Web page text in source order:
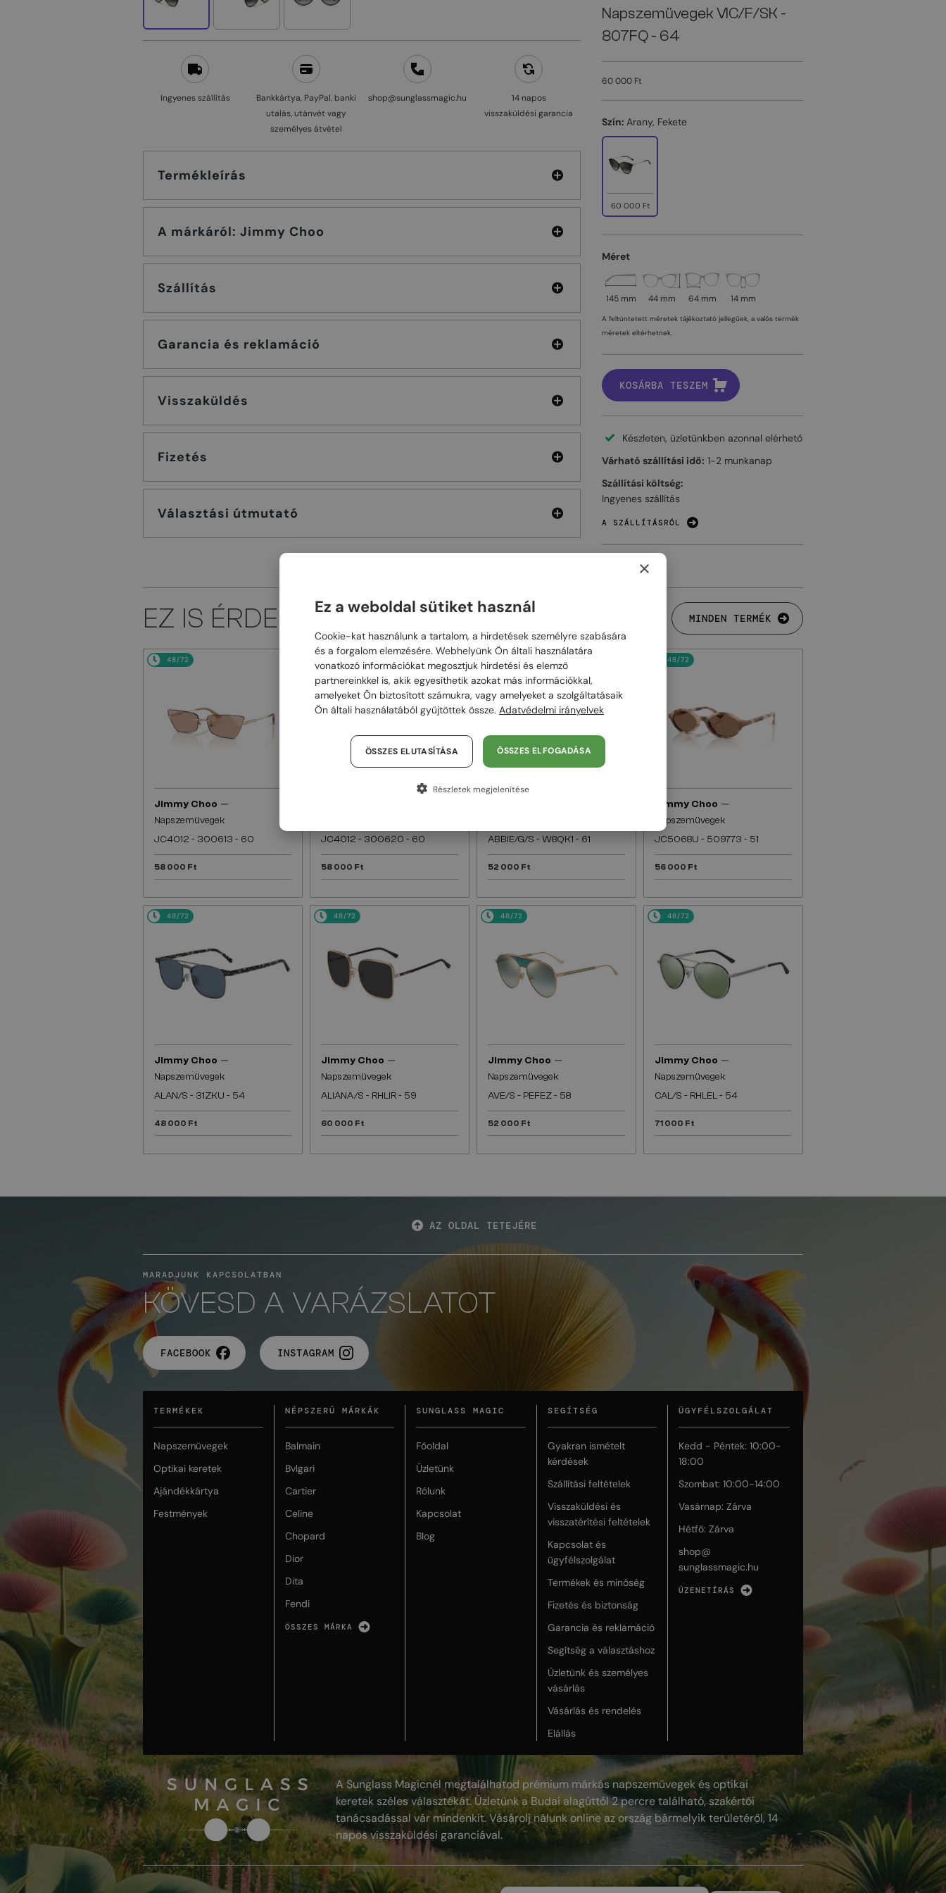
Ingyenes szállítás
Bankkártya, PayPal, banki
utalás, utánvét vagy
személyes átvétel
shop@sunglassmagic.hu
14 napos
visszaküldési garancia
Termékleírás
A márkáról: Jimmy Choo
Szállítás
Garancia és reklamáció
Visszaküldés
Fizetés
Választási útmutató
Napszemüvegek VIC/F/SK -
807FQ - 64
60 000 Ft
Szín: Arany, Fekete
60 000 Ft
Méret
145 mm 44 mm 64 mm 14 mm
A feltüntetett méretek tájékoztató jellegűek, a valós termék
méretek eltérhetnek.
KOSÁRBA TESZEM
Készleten, üzletünkben azonnal elérhető
Várható szállítási idő: 1-2 munkanap
Szállítási költség:
Ingyenes szállítás
A SZÁLLÍTÁSRÓL
EZ IS ÉRDEKELHET MINDEN TERMÉK
48/72
Jimmy Choo —
Napszemüvegek
JC4012 - 300613 - 60
58 000 Ft
48/72
JC4012 - 300620 - 60
58 000 Ft
ABBIE/G/S - W8QK1 - 61
52 000 Ft
48/72
Jimmy Choo —
Napszemüvegek
JC5068U - 509773 - 51
56 000 Ft
48/72
Jimmy Choo —
Napszemüvegek
ALAN/S - 31ZKU - 54
48 000 Ft
48/72
Jimmy Choo —
Napszemüvegek
ALIANA/S - RHLIR - 59
60 000 Ft
48/72
Jimmy Choo —
Napszemüvegek
AVE/S - PEFEZ - 58
52 000 Ft
48/72
Jimmy Choo —
Napszemüvegek
CAL/S - RHLEL - 54
71 000 Ft
AZ OLDAL TETEJÉRE
MARADJUNK KAPCSOLATBAN
KÖVESD A VARÁZSLATOT
FACEBOOK INSTAGRAM
TERMÉKEK
Napszemüvegek
Optikai keretek
Ajándékkártya
Festmények
NÉPSZERŰ MÁRKÁK
Balmain
Bvlgari
Cartier
Celine
Chopard
Dior
Dita
Fendi
ÖSSZES MÁRKA
SUNGLASS MAGIC
Főoldal
Üzletünk
Rólunk
Kapcsolat
Blog
SEGÍTSÉG
Gyakran ismételt
kérdések
Szállítási feltételek
Visszaküldési és
visszatérítési feltételek
Kapcsolat és
ügyfélszolgálat
Termékek és minőség
Fizetés és biztonság
Garancia és reklamáció
Segítség a választáshoz
Üzletünk és személyes
vásárlás
Vásárlás és rendelés
Elállás
ÜGYFÉLSZOLGÁLAT
Kedd - Péntek: 10:00-
18:00
Szombat: 10:00-14:00
Vasárnap: Zárva
Hétfő: Zárva
shop@
sunglassmagic.hu
ÜZENETÍRÁS
A Sunglass Magicnél megtalálhatod prémium márkás napszemüvegek és optikai
keretek széles választékát. Üzletünk a Budai alagúttól 2 percre található, szakértői
tanácsadással vár mindenkit. Vásárolj nálunk online az ország bármelyik területéről, 14
napos visszaküldési garanciával.
×
Ez a weboldal sütiket használ
Cookie-kat használunk a tartalom, a hirdetések személyre szabására
és a forgalom elemzésére. Webhelyünk Ön általi használatára
vonatkozó információkat megosztjuk hirdetési és elemző
partnereinkkel is, akik egyesíthetik azokat más információkkal,
amelyeket Ön biztosított számukra, vagy amelyeket a szolgáltatásaik
Ön általi használatából gyűjtöttek össze. Adatvédelmi irányelvek
ÖSSZES ELFOGADÁSA
ÖSSZES ELUTASÍTÁSA
Részletek megjelenítése